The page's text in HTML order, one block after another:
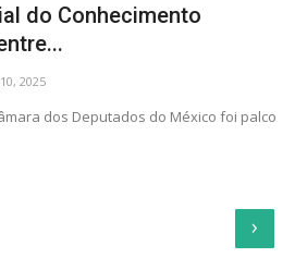
do Conhecimento
2025
dos Deputados do México foi palco
›